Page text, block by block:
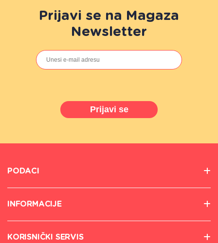
Prijavi se na Magaza
Newsletter
Prijavi se
PODACI
INFORMACIJE
KORISNIČKI SERVIS